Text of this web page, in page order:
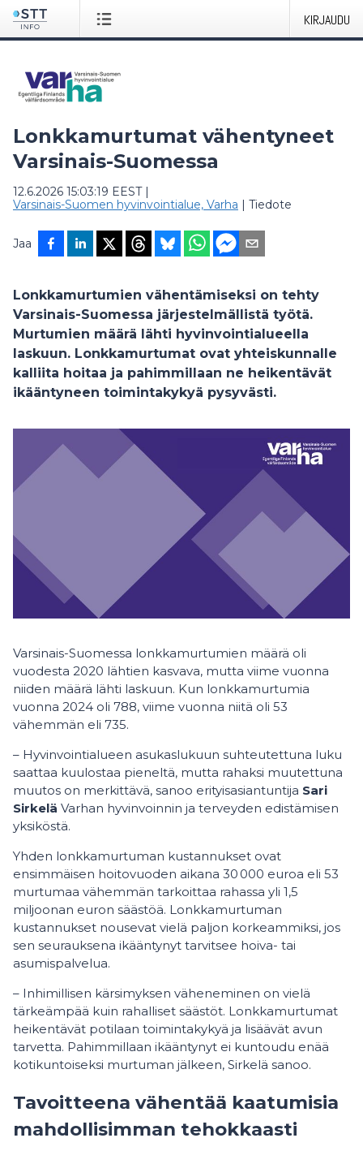
KIRJAUDU
Lonkkamurtumat vähentyneet
Varsinais-Suomessa
12.6.2026 15:03:19 EEST|
Varsinais-Suomen hyvinvointialue, Varha | Tiedote
Jaa
Lonkkamurtumien vähentämiseksi on tehty
Varsinais-Suomessa järjestelmällistä työtä.
Murtumien määrä lähti hyvinvointialueella
laskuun. Lonkkamurtumat ovat yhteiskunnalle
kalliita hoitaa ja pahimmillaan ne heikentävät
ikääntyneen toimintakykyä pysyvästi.
Varsinais-Suomessa lonkkamurtumien määrä oli
vuodesta 2020 lähtien kasvava, mutta viime vuonna
niiden määrä lähti laskuun. Kun lonkkamurtumia
vuonna 2024 oli 788, viime vuonna niitä oli 53
vähemmän eli 735.
– Hyvinvointialueen asukaslukuun suhteutettuna luku
saattaa kuulostaa pieneltä, mutta rahaksi muutettuna
muutos on merkittävä, sanoo erityisasiantuntija Sari
Sirkelä Varhan hyvinvoinnin ja terveyden edistämisen
yksiköstä.
Yhden lonkkamurtuman kustannukset ovat
ensimmäisen hoitovuoden aikana 30 000 euroa eli 53
murtumaa vähemmän tarkoittaa rahassa yli 1,5
miljoonan euron säästöä. Lonkkamurtuman
kustannukset nousevat vielä paljon korkeammiksi, jos
sen seurauksena ikääntynyt tarvitsee hoiva- tai
asumispalvelua.
– Inhimillisen kärsimyksen väheneminen on vielä
tärkeämpää kuin rahalliset säästöt. Lonkkamurtumat
heikentävät potilaan toimintakykyä ja lisäävät avun
tarvetta. Pahimmillaan ikääntynyt ei kuntoudu enää
kotikuntoiseksi murtuman jälkeen, Sirkelä sanoo.
Tavoitteena vähentää kaatumisia
mahdollisimman tehokkaasti